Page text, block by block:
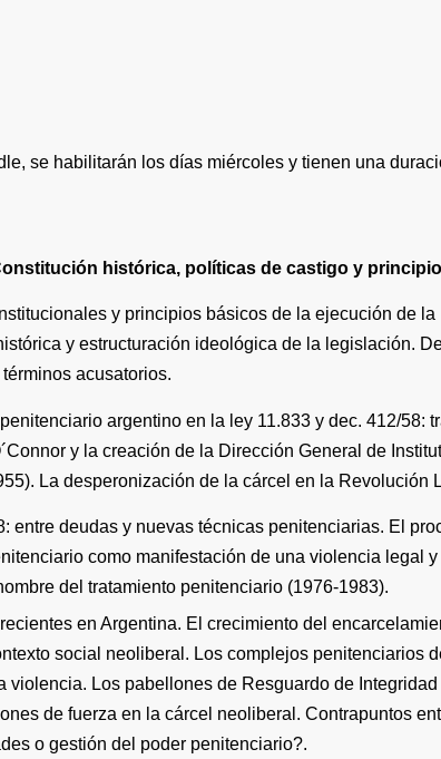
se habilitarán los días miércoles y tienen una
histórica, políticas de castigo y
y principios básicos de la ejecución de
y estructuración ideológica de la legislación.
acusatorios.
argentino en la ley 11.833 y dec. 412/58:
y la creación de la Dirección General de
La desperonización de la cárcel en la Revolución
entre deudas y nuevas técnicas penitenciarias. El
como manifestación de una violencia legal
del tratamiento penitenciario (1976-1983).
en Argentina. El crecimiento del
social neoliberal. Los complejos penitenciarios
Los pabellones de Resguardo de
de fuerza en la cárcel neoliberal. Contrapuntos
o gestión del poder penitenciario?.